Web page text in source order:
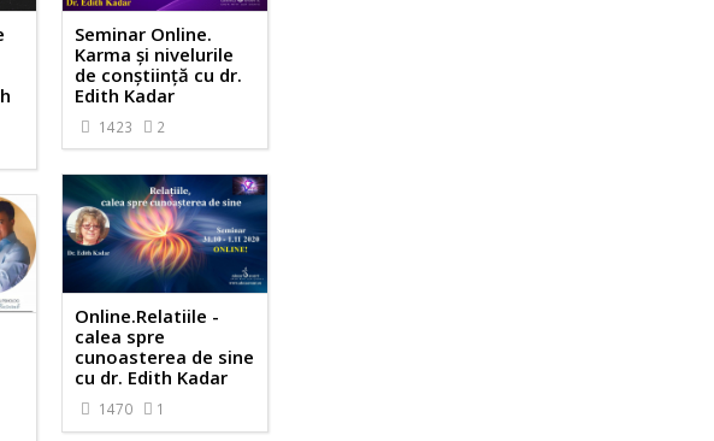
Seminar Online.
Karma și nivelurile
de conștiință cu dr.
Edith Kadar
1423 2
Online.Relatiile -
calea spre
cunoasterea de sine
cu dr. Edith Kadar
1470 1